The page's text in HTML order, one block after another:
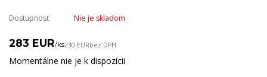
Dostupnosť Nie je skladom
283 EUR/ks230 EURbez DPH
Momentálne nie je k dispozícii